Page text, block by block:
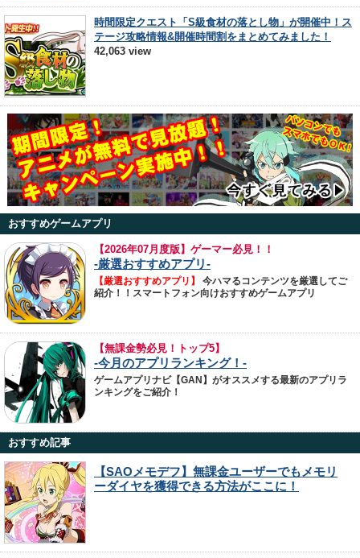
時間限定クエスト「S級食材の落とし物」が開催中！ス
テージ攻略情報&開催時間割をまとめてみました！
42,063 view
おすすめゲームアプリ
【2026年07月度版】ゲーマー必見！！
-厳選おすすめアプリ-
【厳選おすすめアプリ】
今ハマるコンテンツを厳選してご
紹介！！スマートフォン向けおすすめゲームアプリ
【無課金勢必見！トップ5】
-今月のアプリランキング！-
ゲームアプリナビ【GAN】がオススメする最新のアプリラ
ンキングをご紹介！
おすすめ記事
【SAOメモデフ】無課金ユーザーでもメモリ
ーダイヤを獲得できる方法がここに！